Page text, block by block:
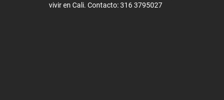
vivir en Cali. Contacto: 316 3795027